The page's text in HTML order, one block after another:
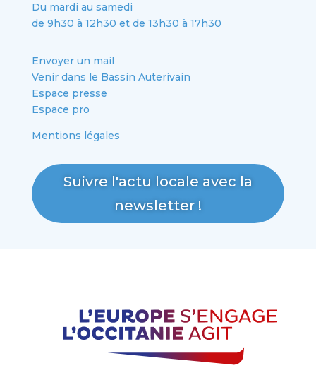
Du mardi au samedi
de 9h30 à 12h30 et de 13h30 à 17h30
Envoyer un mail
Venir dans le Bassin Auterivain
Espace presse
Espace pro
Mentions légales
Suivre l'actu locale avec la
newsletter !